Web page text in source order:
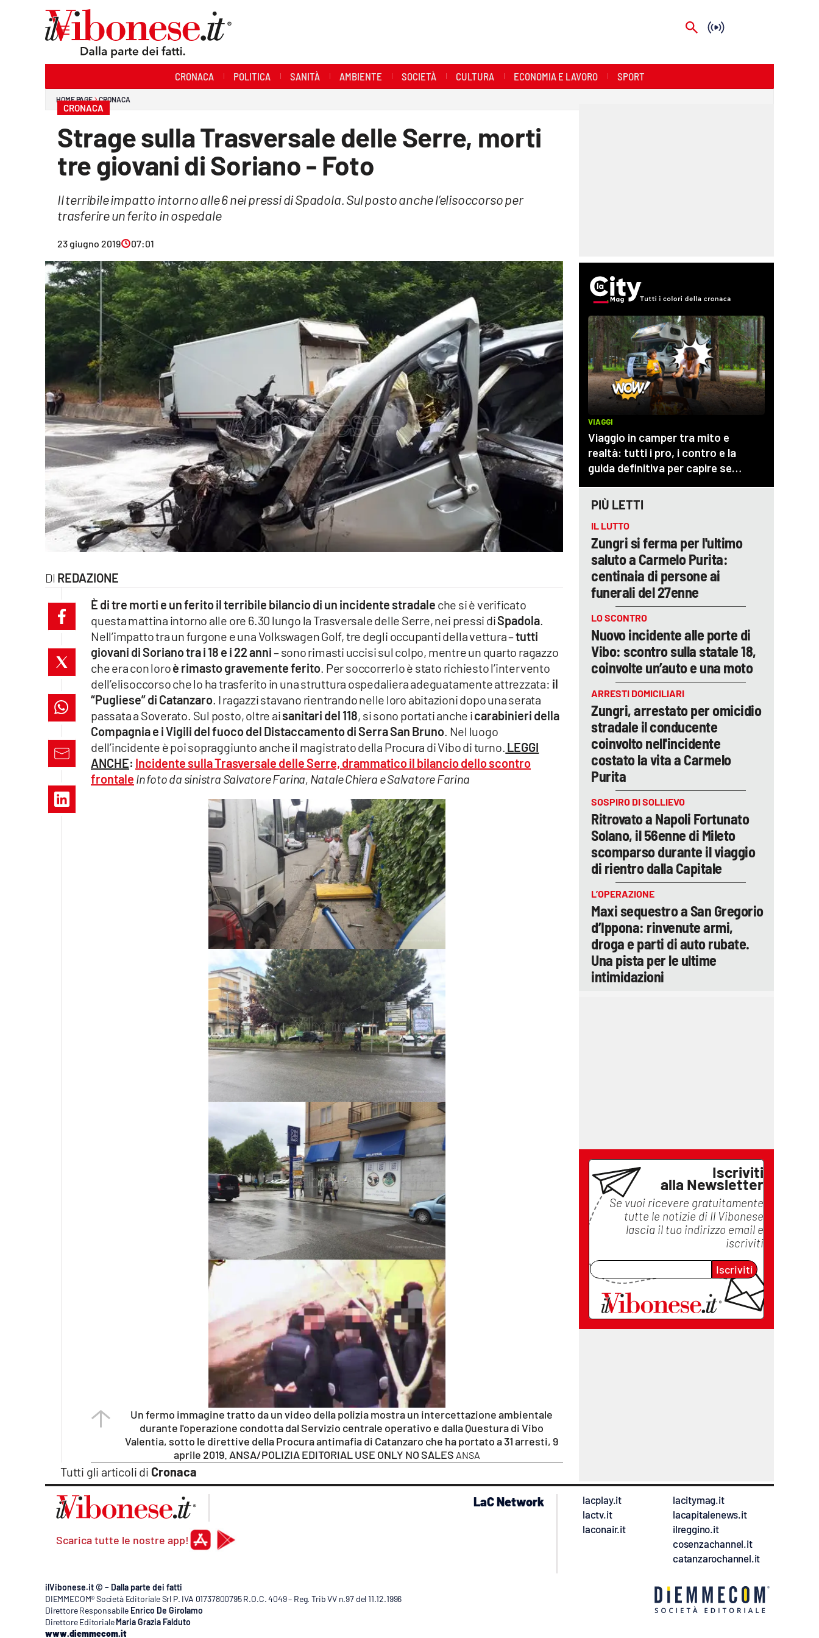
Lac Network
lacitymag.it
cosenzachannel.it
ilvibonese.it
catanzarochannel.it
lacapitalenews.it
CRONACA POLITICA SANITÀ AMBIENTE SOCIETÀ CULTURA ECONOMIA E LAVORO SPORT
HOME PAGE CRONACA
CRONACA
Strage sulla Trasversale delle Serre, morti
tre giovani di Soriano - Foto
Il terribile impatto intorno alle 6 nei pressi di Spadola. Sul posto anche l’elisoccorso per
trasferire un ferito in ospedale
23 giugno 2019 07:01
REDAZIONE
Tutti gli articoli di Cronaca
È di tre morti e un ferito il terribile bilancio di un incidente stradale che si è verificato
questa mattina intorno alle ore 6.30 lungo la Trasversale delle Serre, nei pressi diSpadola.
Nell’impatto tra un furgone e una Volkswagen Golf, tre degli occupanti della vettura –tutti
giovani di Soriano tra i 18 e i 22 anni– sono rimasti uccisi sul colpo, mentre un quarto ragazzo
che era con loroè rimasto gravemente ferito. Per soccorrerlo è stato richiesto l’intervento
dell’elisoccorso che lo ha trasferito in una struttura ospedaliera adeguatamente attrezzata: il
“Pugliese” di Catanzaro. I ragazzi stavano rientrando nelle loro abitazioni dopo una serata
passata a Soverato. Sul posto, oltre aisanitari del 118, si sono portati anche icarabinieri della
Compagnia e i Vigili del fuoco del Distaccamento di Serra San Bruno. Nel luogo
dell’incidente è poi sopraggiunto anche il magistrato della Procura di Vibo di turno. LEGGI
ANCHE: Incidente sulla Trasversale delle Serre, drammatico il bilancio dello scontro
frontale In foto da sinistra Salvatore Farina, Natale Chiera e Salvatore Farina
Un fermo immagine tratto da un video della polizia mostra un intercettazione ambientale
durante l'operazione condotta dal Servizio centrale operativo e dalla Questura di Vibo
Valentia, sotto le direttive della Procura antimafia di Catanzaro che ha portato a 31 arresti, 9
aprile 2019. ANSA/POLIZIA EDITORIAL USE ONLY NO SALES ANSA
PIÙ LETTI
IL LUTTO
Zungri si ferma per l'ultimo
saluto a Carmelo Purita:
centinaia di persone ai
funerali del 27enne
LO SCONTRO
Nuovo incidente alle porte di
Vibo: scontro sulla statale 18,
coinvolte un’auto e una moto
ARRESTI DOMICILIARI
Zungri, arrestato per omicidio
stradale il conducente
coinvolto nell'incidente
costato la vita a Carmelo
Purita
SOSPIRO DI SOLLIEVO
Ritrovato a Napoli Fortunato
Solano, il 56enne di Mileto
scomparso durante il viaggio
di rientro dalla Capitale
L’OPERAZIONE
Maxi sequestro a San Gregorio
d’Ippona: rinvenute armi,
droga e parti di auto rubate.
Una pista per le ultime
intimidazioni
Iscriviti
alla Newsletter
Se vuoi ricevere gratuitamente
tutte le notizie di Il Vibonese
lascia il tuo indirizzo email e
iscriviti
Iscriviti
Scarica tutte le nostre app!
LaC Network
lacplay.it
lactv.it
laconair.it
lacitymag.it
lacapitalenews.it
ilreggino.it
cosenzachannel.it
catanzarochannel.it
ilVibonese.it © – Dalla parte dei fatti
DIEMMECOM® Società Editoriale Srl P. IVA 01737800795 R.O.C. 4049 – Reg. Trib VV n.97 del 11.12.1996
Direttore Responsabile Enrico De Girolamo
Direttore Editoriale Maria Grazia Falduto
www.diemmecom.it